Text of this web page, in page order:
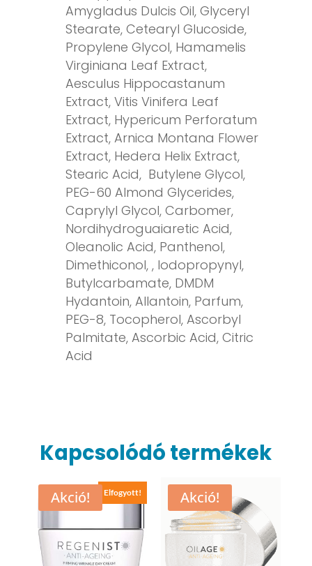
Amygladus Dulcis Oil, Glyceryl
Stearate, Cetearyl Glucoside,
Propylene Glycol, Hamamelis
Virginiana Leaf Extract,
Aesculus Hippocastanum
Extract, Vitis Vinifera Leaf
Extract, Hypericum Perforatum
Extract, Arnica Montana Flower
Extract, Hedera Helix Extract,
Stearic Acid, Butylene Glycol,
PEG-60 Almond Glycerides,
Caprylyl Glycol, Carbomer,
Nordihydroguaiaretic Acid,
Oleanolic Acid, Panthenol,
Dimethiconol, , Iodopropynyl,
Butylcarbamate, DMDM
Hydantoin, Allantoin, Parfum,
PEG-8, Tocopherol, Ascorbyl
Palmitate, Ascorbic Acid, Citric
Acid
Kapcsolódó termékek
Akció! Elfogyott! Akció!